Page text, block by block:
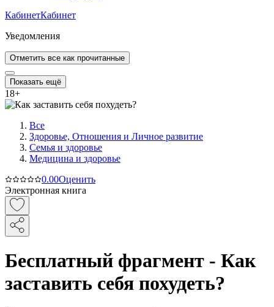
КабинетКабинет
Уведомления
Отметить все как прочитанные
Показать ещё
18+
Все
Здоровье, Отношения и Личное развитие
Семья и здоровье
Медицина и здоровье
0.00Оценить
Электронная книга
Бесплатный фрагмент - Как
заставить себя похудеть?